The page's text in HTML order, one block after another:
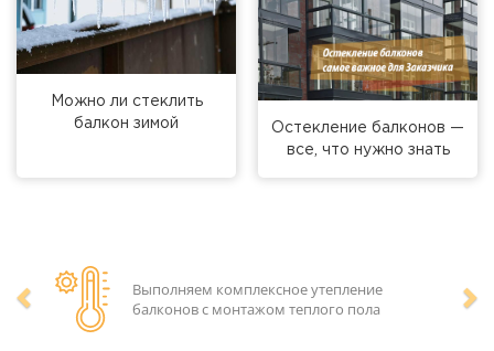
Выполняем комплексное утепление
балконов с монтажом теплого пола
Предыдущий
Можно ли стеклить
балкон зимой
Остекление балконов —
все, что нужно знать